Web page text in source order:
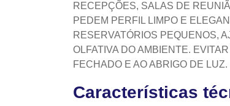
RECEPÇÕES, SALAS DE
PEDEM PERFIL LIMPO E
RESERVATÓRIOS PEQUENOS,
OLFATIVA DO AMBIENTE.
FECHADO E AO ABRIGO DE LUZ.
Características